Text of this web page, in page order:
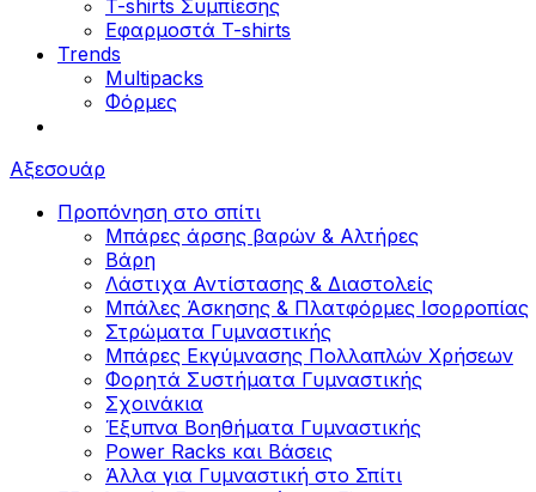
T-shirts Συμπίεσης
Εφαρμοστά T-shirts
Trends
Multipacks
Φόρμες
Αξεσουάρ
Προπόνηση στο σπίτι
Μπάρες άρσης βαρών & Αλτήρες
Βάρη
Λάστιχα Αντίστασης & Διαστολείς
Μπάλες Άσκησης & Πλατφόρμες Ισορροπίας
Στρώματα Γυμναστικής
Μπάρες Εκγύμνασης Πολλαπλών Χρήσεων
Φορητά Συστήματα Γυμναστικής
Σχοινάκια
Έξυπνα Βοηθήματα Γυμναστικής
Power Racks και Βάσεις
Άλλα για Γυμναστική στο Σπίτι